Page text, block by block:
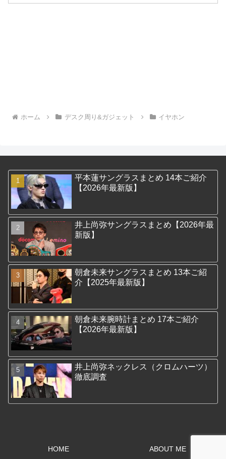
ホーム デスク周り&ガジェット イヤホン
平本蓮サングラスまとめ 14本ご紹介
【2026年最新版】
井上尚弥サングラスまとめ【2026年最
新版】
朝倉未来サングラスまとめ 13本ご紹
介【2025年最新版】
朝倉未来腕時計まとめ 17本ご紹介
【2026年最新版】
井上尚弥ネックレス（クロムハーツ）
徹底調査
HOME ABOUT ME